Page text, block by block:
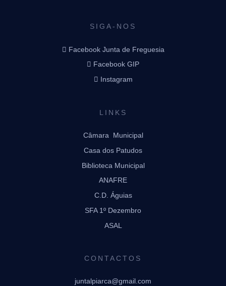
SIGA-NOS
Facebook Junta de Freguesia
Facebook GIP
Instagram
LINKS
Câmara Municipal
Casa dos Patudos
Biblioteca Municipal
ANAFRE
C.D. Águias
SFA 1º Dezembro
ASAL
CONTACTOS
juntalpiarca@gmail.com